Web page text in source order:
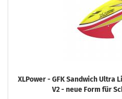
XLPower - GFK Sandwich Ultra
V2 - neue Form für